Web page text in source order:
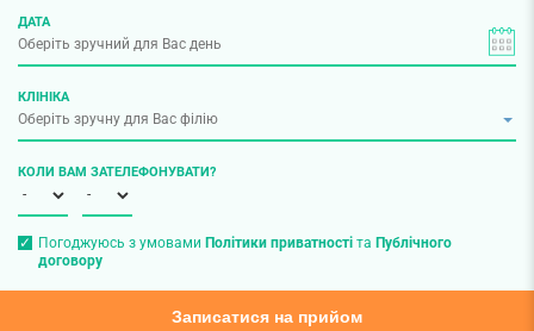
ДАТА
КЛІНІКА
КОЛИ ВАМ ЗАТЕЛЕФОНУВАТИ?
Погоджуюсь з умовами Політики приватностіта Публічного
договору
Записатися на прийом